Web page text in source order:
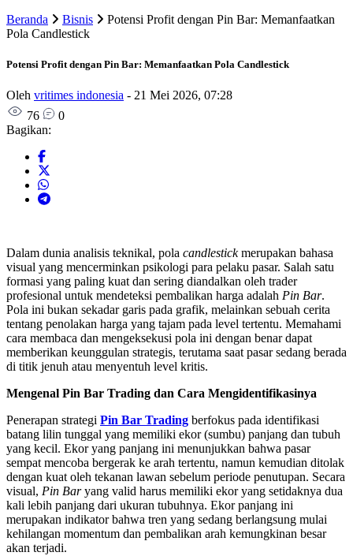
Beranda
Bisnis
Potensi Profit dengan Pin Bar: Memanfaatkan
Pola Candlestick
Potensi Profit dengan Pin Bar: Memanfaatkan Pola Candlestick
Oleh vritimes indonesia - 21 Mei 2026, 07:28
76
0
Bagikan:
Dalam dunia analisis teknikal, pola candlestickmerupakan bahasa
visual yang mencerminkan psikologi para pelaku pasar. Salah satu
formasi yang paling kuat dan sering diandalkan oleh trader
profesional untuk mendeteksi pembalikan harga adalah Pin Bar.
Pola ini bukan sekadar garis pada grafik, melainkan sebuah cerita
tentang penolakan harga yang tajam pada level tertentu. Memahami
cara membaca dan mengeksekusi pola ini dengan benar dapat
memberikan keunggulan strategis, terutama saat pasar sedang berada
di titik jenuh atau menyentuh level kritis.
Mengenal Pin Bar Trading dan Cara Mengidentifikasinya
Penerapan strategi Pin Bar Trading berfokus pada identifikasi
batang lilin tunggal yang memiliki ekor (sumbu) panjang dan tubuh
yang kecil. Ekor yang panjang ini menunjukkan bahwa pasar
sempat mencoba bergerak ke arah tertentu, namun kemudian ditolak
dengan kuat oleh tekanan lawan sebelum periode penutupan. Secara
visual, Pin Baryang valid harus memiliki ekor yang setidaknya dua
kali lebih panjang dari ukuran tubuhnya. Ekor panjang ini
merupakan indikator bahwa tren yang sedang berlangsung mulai
kehilangan momentum dan pembalikan arah kemungkinan besar
akan terjadi.